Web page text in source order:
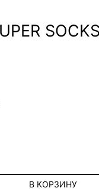
В КОРЗИНУ